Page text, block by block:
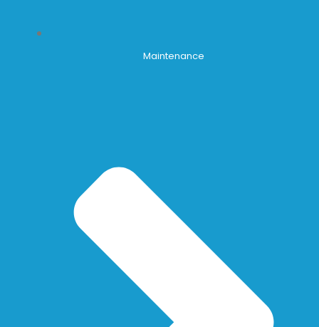
Maintenance